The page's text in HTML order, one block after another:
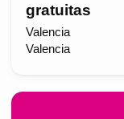
gratuitas
Valencia
Valencia